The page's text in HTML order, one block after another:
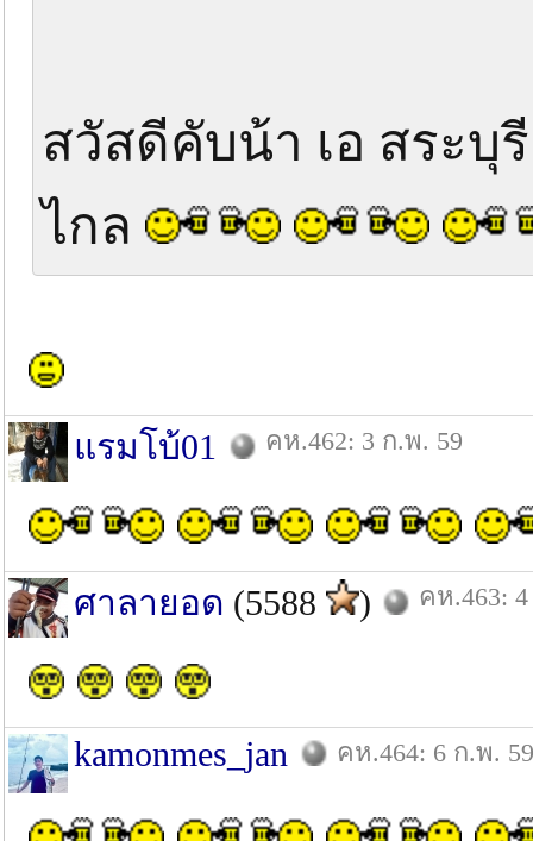
สวัสดีคับน้า เอ สระบุ
ไกล
แรมโบ้01 คห.462: 3 ก.พ. 59
ศาลายอด (5588 ) คห.463:
kamonmes_jan คห.464: 6 ก.พ. 59